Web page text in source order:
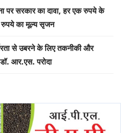
पर सरकार का दावा, हर एक रुपये के
रुपये का मूल्य सृजन
से उबरने के लिए तकनीकी और
आर.एस. परोदा